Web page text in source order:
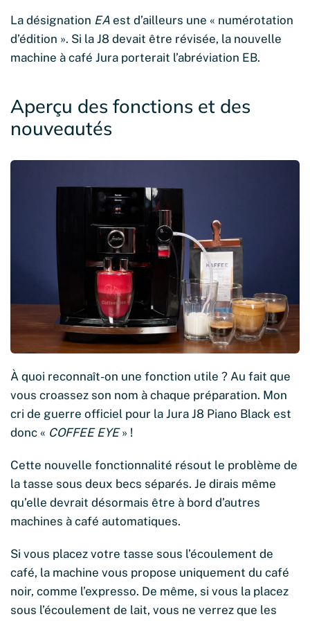
La désignation EA est d’ailleurs une « numérotation
d’édition ». Si la J8 devait être révisée, la nouvelle
machine à café Jura porterait l’abréviation EB.
Aperçu des fonctions et des
nouveautés
À quoi reconnaît-on une fonction utile ? Au fait que
vous croassez son nom à chaque préparation. Mon
cri de guerre officiel pour la Jura J8 Piano Black est
donc « COFFEE EYE» !
Cette nouvelle fonctionnalité résout le problème de
la tasse sous deux becs séparés. Je dirais même
qu’elle devrait désormais être à bord d’autres
machines à café automatiques.
Si vous placez votre tasse sous l’écoulement de
café, la machine vous propose uniquement du café
noir, comme l’expresso. De même, si vous la placez
sous l’écoulement de lait, vous ne verrez que les